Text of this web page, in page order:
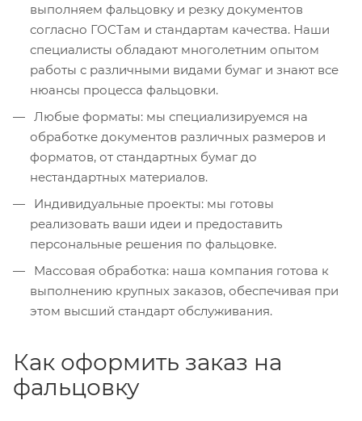
выполняем фальцовку и резку документов
согласно ГОСТам и стандартам качества. Наши
специалисты обладают многолетним опытом
работы с различными видами бумаг и знают все
нюансы процесса фальцовки.
Любые форматы: мы специализируемся на
обработке документов различных размеров и
форматов, от стандартных бумаг до
нестандартных материалов.
Индивидуальные проекты: мы готовы
реализовать ваши идеи и предоставить
персональные решения по фальцовке.
Массовая обработка: наша компания готова к
выполнению крупных заказов, обеспечивая при
этом высший стандарт обслуживания.
Как оформить заказ на
фальцовку